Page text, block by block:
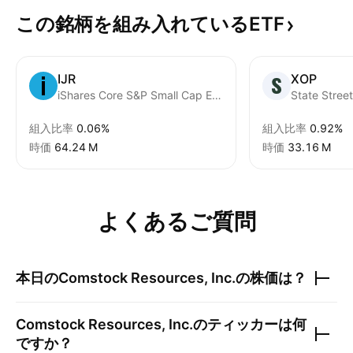
この銘柄を組み入れているETF
IJR
iShares Core S&P Small Cap ETF
組入比率 0.06%
時価 ‪64.24 M‬
XOP
組入比率 0.92%
時価 ‪33.16 M‬
よくあるご質問
本日のComstock Resources, Inc.の株価は？
Comstock Resources, Inc.のティッカーは何
ですか？